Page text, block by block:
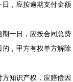
，应按逾期支付金额
一日，应按合同总费
的，甲方有权单方解除
知识产权，应赔偿因